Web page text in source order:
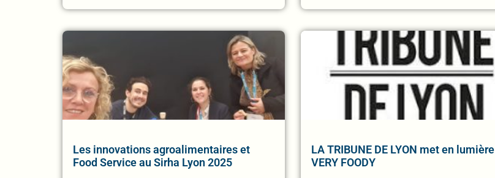
Les innovations agroalimentaires et
Food Service au Sirha Lyon 2025
LA TRIBUNE DE LYON met en lumière
VERY FOODY